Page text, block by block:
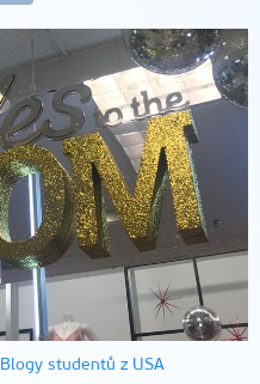
Blogy studentů z USA